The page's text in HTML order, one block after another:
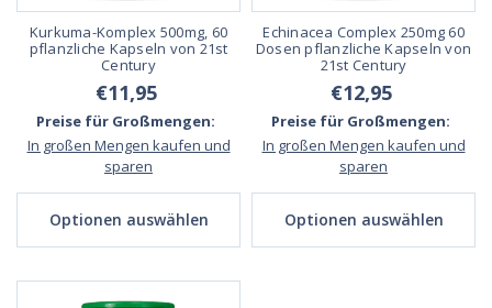
Kurkuma-Komplex 500mg, 60
pflanzliche Kapseln von 21st
Century
€11,95
Preise für Großmengen:
In großen Mengen kaufen und
sparen
Optionen auswählen
Echinacea Complex 250mg 60
Dosen pflanzliche Kapseln von
21st Century
€12,95
Preise für Großmengen:
In großen Mengen kaufen und
sparen
Optionen auswählen